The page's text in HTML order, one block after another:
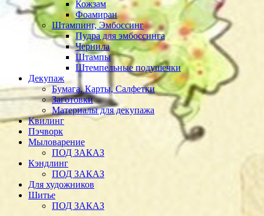
Кожзам
Фоамиран
Штампинг, Эмбоссинг
Пудра для эмбоссинга
Чернила
Штампы
Штемпельные подушечки
Декупаж
Бумага, Карты, Салфетки
Заготовки
Материалы для декупажа
Квилинг
Пэчворк
Мыловарение
ПОД ЗАКАЗ
Кэндлинг
ПОД ЗАКАЗ
Для художников
Шитье
ПОД ЗАКАЗ